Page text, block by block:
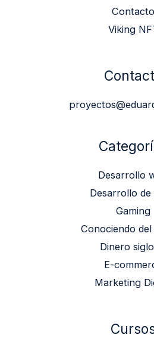
Contacto
Viking
Desarrollo
Desarrollo de
Gaming
Conociendo
Dinero
E-
Marketing